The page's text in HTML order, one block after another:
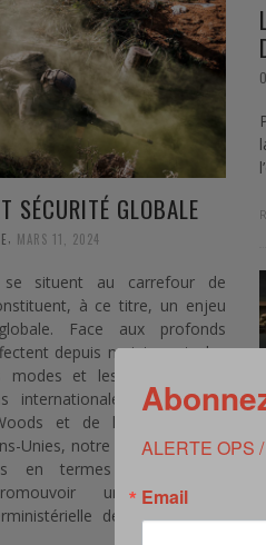
SÉCURITÉ GLOBALE
MARS 11, 2024
se situent au carrefour de
à ce titre, un enjeu
Face aux profonds
depuis maintenant plus
et les instances de
internationales hérités des
et de la création de
Unies, notre pays se doit de
en termes d’analyse et
une approche
de la notion de
ALERTE OPS
Email